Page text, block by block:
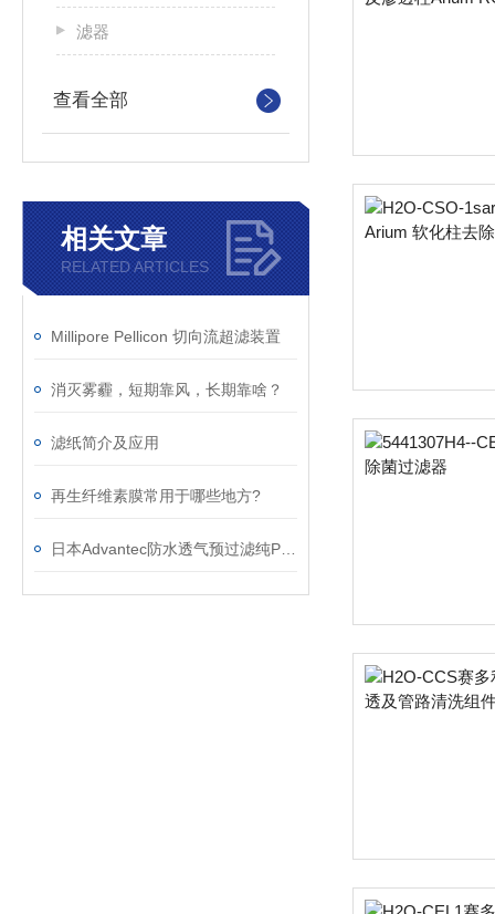
滤器
查看全部
相关文章
RELATED ARTICLES
Millipore Pellicon 切向流超滤装置
消灭雾霾，短期靠风，长期靠啥？
滤纸简介及应用
再生纤维素膜常用于哪些地方?